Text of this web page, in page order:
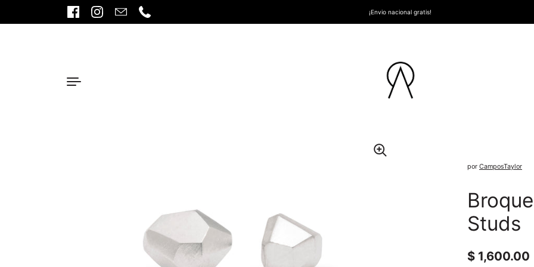
FacebookInstagram
Email Phone
¡Envio nacional gratis!
Studs
por CamposTaylor
Precio
$ 1,600.00